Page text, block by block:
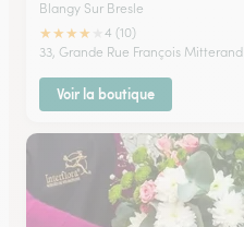
Blangy Sur Bresle
★★★★
4 (10)
33, Grande Rue François Mitterand
Voir la boutique